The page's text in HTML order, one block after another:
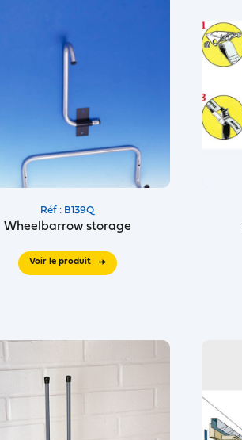
Réf : B139Q
Wheelbarrow storage
Voir le produit